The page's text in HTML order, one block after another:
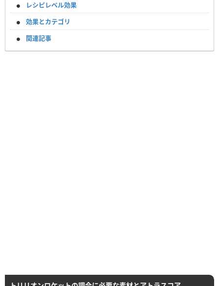
レシピレベル効果
効果とカテゴリ
関連記事